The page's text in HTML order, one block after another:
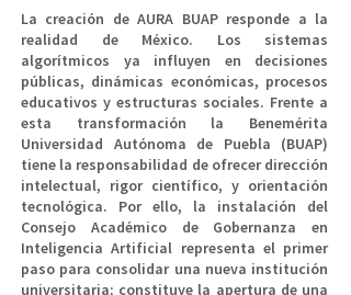
La creación deAURA BUAPresponde a la
realidad de México. Los sistemas
algorítmicos ya influyen en decisiones
públicas, dinámicas económicas, procesos
educativos y estructuras sociales. Frente a
esta transformación la Benemérita
Universidad Autónoma de Puebla (BUAP)
tiene la responsabilidad de ofrecer dirección
intelectual, rigor científico, y orientación
tecnológica. Por ello, la instalación del
Consejo Académico de Gobernanza en
Inteligencia Artificial representa el primer
paso para consolidar una nueva institución
universitaria; constituye la apertura de una